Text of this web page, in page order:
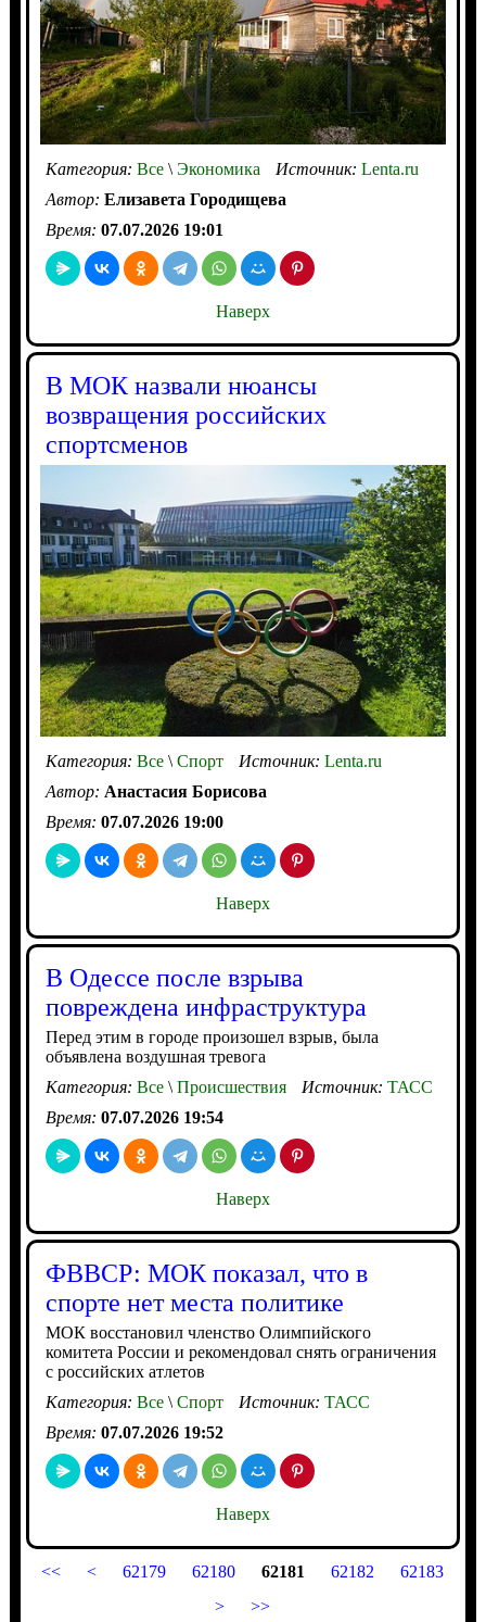
Категория: Все\Экономика Источник: Lenta.ru
Автор: Елизавета Городищева
Время: 07.07.2026 19:01
Наверх
В МОК назвали нюансы
возвращения российских
спортсменов
Категория: Все\Спорт Источник: Lenta.ru
Автор: Анастасия Борисова
Время: 07.07.2026 19:00
Наверх
В Одессе после взрыва
повреждена инфраструктура
Перед этим в городе произошел взрыв, была
объявлена воздушная тревога
Категория: Все\Происшествия Источник: ТАСС
Время: 07.07.2026 19:54
Наверх
ФВВСР: МОК показал, что в
спорте нет места политике
МОК восстановил членство Олимпийского
комитета России и рекомендовал снять ограничения
с российских атлетов
Категория: Все\Спорт Источник: ТАСС
Время: 07.07.2026 19:52
Наверх
<< < 62179 62180 62181 62182
62183
>
>>